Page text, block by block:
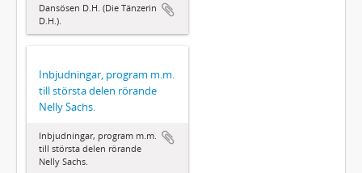
Dansösen D.H. (Die Tänzerin
D.H.).
Inbjudningar, program m.m.
till största delen rörande
Nelly Sachs.
Inbjudningar, program m.m.
till största delen rörande
Nelly Sachs.